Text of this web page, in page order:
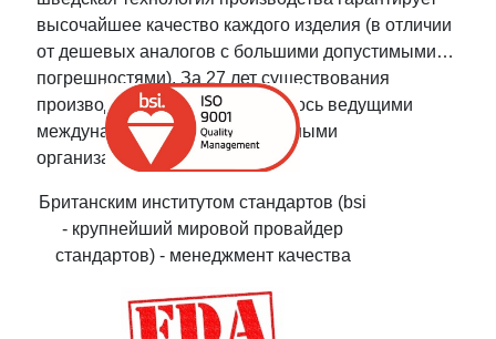
высочайшее качество каждого изделия (в отличии
от дешевых аналогов с большими допустимыми
погрешностями). За 27 лет существования
производство сертифицировалось ведущими
международными и национальными
организациями:
Британским институтом стандартов (bsi
- крупнейший мировой провайдер
стандартов) - менеджмент качества